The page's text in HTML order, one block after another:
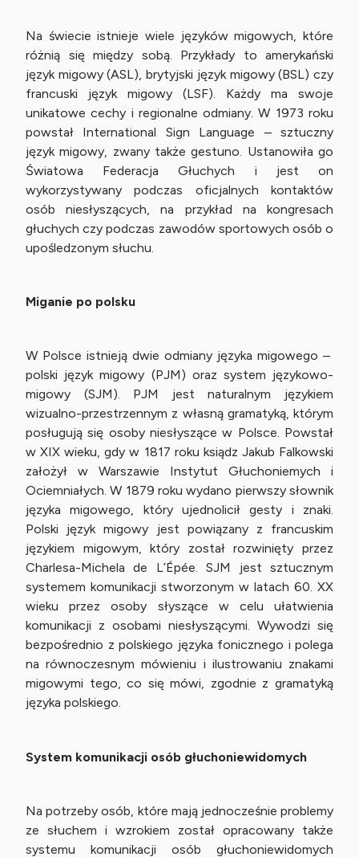
Na świecie istnieje wiele języków migowych, które
różnią się między sobą. Przykłady to amerykański
język migowy (ASL), brytyjski język migowy (BSL) czy
francuski język migowy (LSF). Każdy ma swoje
unikatowe cechy i regionalne odmiany. W 1973 roku
powstał International Sign Language – sztuczny
język migowy, zwany także gestuno. Ustanowiła go
Światowa Federacja Głuchych i jest on
wykorzystywany podczas oficjalnych kontaktów
osób niesłyszących, na przykład na kongresach
głuchych czy podczas zawodów sportowych osób o
upośledzonym słuchu.
Miganie po polsku
W Polsce istnieją dwie odmiany języka migowego –
polski język migowy (PJM) oraz system językowo-
migowy (SJM). PJM jest naturalnym językiem
wizualno-przestrzennym z własną gramatyką, którym
posługują się osoby niesłyszące w Polsce. Powstał
w XIX wieku, gdy w 1817 roku ksiądz Jakub Falkowski
założył w Warszawie Instytut Głuchoniemych i
Ociemniałych. W 1879 roku wydano pierwszy słownik
języka migowego, który ujednolicił gesty i znaki.
Polski język migowy jest powiązany z francuskim
językiem migowym, który został rozwinięty przez
Charlesa-Michela de L’Épée. SJM jest sztucznym
systemem komunikacji stworzonym w latach 60. XX
wieku przez osoby słyszące w celu ułatwienia
komunikacji z osobami niesłyszącymi. Wywodzi się
bezpośrednio z polskiego języka fonicznego i polega
na równoczesnym mówieniu i ilustrowaniu znakami
migowymi tego, co się mówi, zgodnie z gramatyką
języka polskiego.
System komunikacji osób głuchoniewidomych
Na potrzeby osób, które mają jednocześnie problemy
ze słuchem i wzrokiem został opracowany także
systemu komunikacji osób głuchoniewidomych